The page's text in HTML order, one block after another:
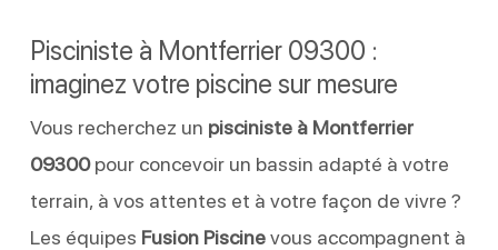
Pisciniste à Montferrier 09300 :
imaginez votre piscine sur mesure
Vous recherchez un pisciniste à Montferrier
09300pour concevoir un bassin adapté à votre
terrain, à vos attentes et à votre façon de vivre ?
Les équipes Fusion Piscinevous accompagnent à